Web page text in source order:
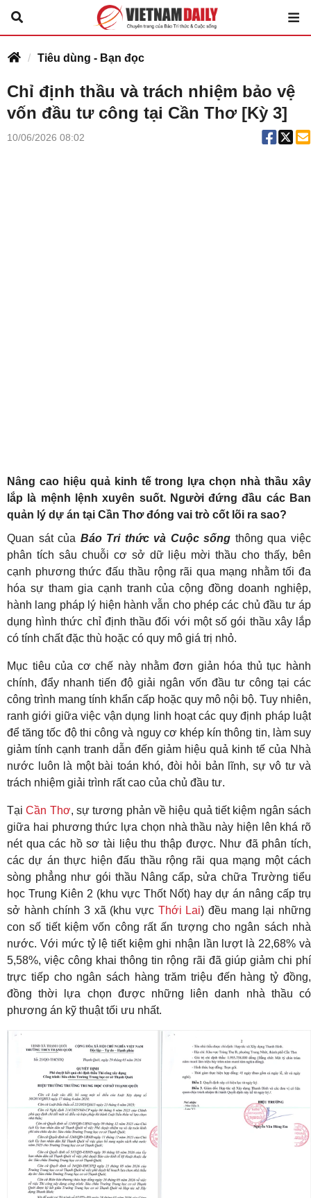
Tiêu dùng - Bạn đọc
Chỉ định thầu và trách nhiệm bảo vệ
vốn đầu tư công tại Cần Thơ [Kỳ 3]
10/06/2026 08:02
Nâng cao hiệu quả kinh tế trong lựa chọn nhà thầu xây
lắp là mệnh lệnh xuyên suốt. Người đứng đầu các Ban
quản lý dự án tại Cần Thơ đóng vai trò cốt lõi ra sao?
Quan sát của Báo Tri thức và Cuộc sống thông qua việc
phân tích sâu chuỗi cơ sở dữ liệu mời thầu cho thấy, bên
cạnh phương thức đấu thầu rộng rãi qua mạng nhằm tối đa
hóa sự tham gia cạnh tranh của cộng đồng doanh nghiệp,
hành lang pháp lý hiện hành vẫn cho phép các chủ đầu tư áp
dụng hình thức chỉ định thầu đối với một số gói thầu xây lắp
có tính chất đặc thù hoặc có quy mô giá trị nhỏ.
Mục tiêu của cơ chế này nhằm đơn giản hóa thủ tục hành
chính, đẩy nhanh tiến độ giải ngân vốn đầu tư công tại các
công trình mang tính khẩn cấp hoặc quy mô nội bộ. Tuy nhiên,
ranh giới giữa việc vận dụng linh hoạt các quy định pháp luật
để tăng tốc độ thi công và nguy cơ khép kín thông tin, làm suy
giảm tính cạnh tranh dẫn đến giảm hiệu quả kinh tế của Nhà
nước luôn là một bài toán khó, đòi hỏi bản lĩnh, sự vô tư và
trách nhiệm giải trình rất cao của chủ đầu tư.
TạiCần Thơ, sự tương phản về hiệu quả tiết kiệm ngân sách
giữa hai phương thức lựa chọn nhà thầu này hiện lên khá rõ
nét qua các hồ sơ tài liệu thu thập được. Như đã phân tích,
các dự án thực hiện đấu thầu rộng rãi qua mạng một cách
sòng phẳng như gói thầu Nâng cấp, sửa chữa Trường tiểu
học Trung Kiên 2 (khu vực Thốt Nốt) hay dự án nâng cấp trụ
sở hành chính 3 xã (khu vực Thới Lai) đều mang lại những
con số tiết kiệm vốn công rất ấn tượng cho ngân sách nhà
nước. Với mức tỷ lệ tiết kiệm ghi nhận lần lượt là 22,68% và
5,58%, việc công khai thông tin rộng rãi đã giúp giảm chi phí
trực tiếp cho ngân sách hàng trăm triệu đến hàng tỷ đồng,
đồng thời lựa chọn được những liên danh nhà thầu có
phương án kỹ thuật tối ưu nhất.